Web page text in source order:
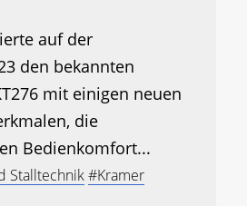
auf der
den bekannten
mit einigen neuen
die
Bedienkomfort...
Stalltechnik#Kramer